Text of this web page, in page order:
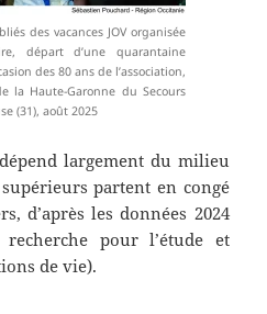
des vacances JOV organisée
départ d’une quarantaine
des 80 ans de l’association,
la Haute-Garonne du Secours
(31), août 2025
largement du milieu
partent en congé
d’après les données 2024
pour l’étude et
de vie).